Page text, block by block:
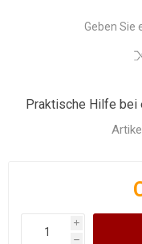
Geben Sie
Praktische Hilfe bei
i
h